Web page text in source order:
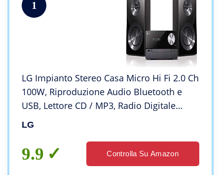
1
LG Impianto Stereo Casa Micro Hi Fi 2.0 Ch
100W, Riproduzione Audio Bluetooth e
USB, Lettore CD / MP3, Radio Digitale
DAB+ / FM, Equalizzatore, Nero
LG
9.9 Controlla Su Amazon